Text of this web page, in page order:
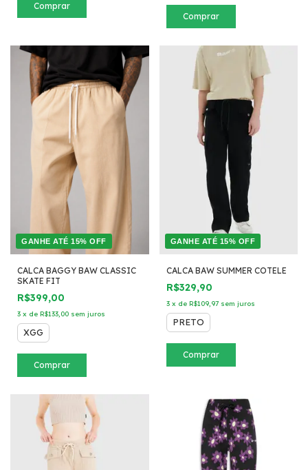
Comprar
Comprar
GANHE ATÉ 15% OFF
CALCA BAGGY BAW CLASSIC
SKATE FIT
R$399,00
3 x de R$133,00 sem juros
XGG
Comprar
GANHE ATÉ 15% OFF
CALCA BAW SUMMER COTELE
R$329,90
3 x de R$109,97 sem juros
PRETO
Comprar